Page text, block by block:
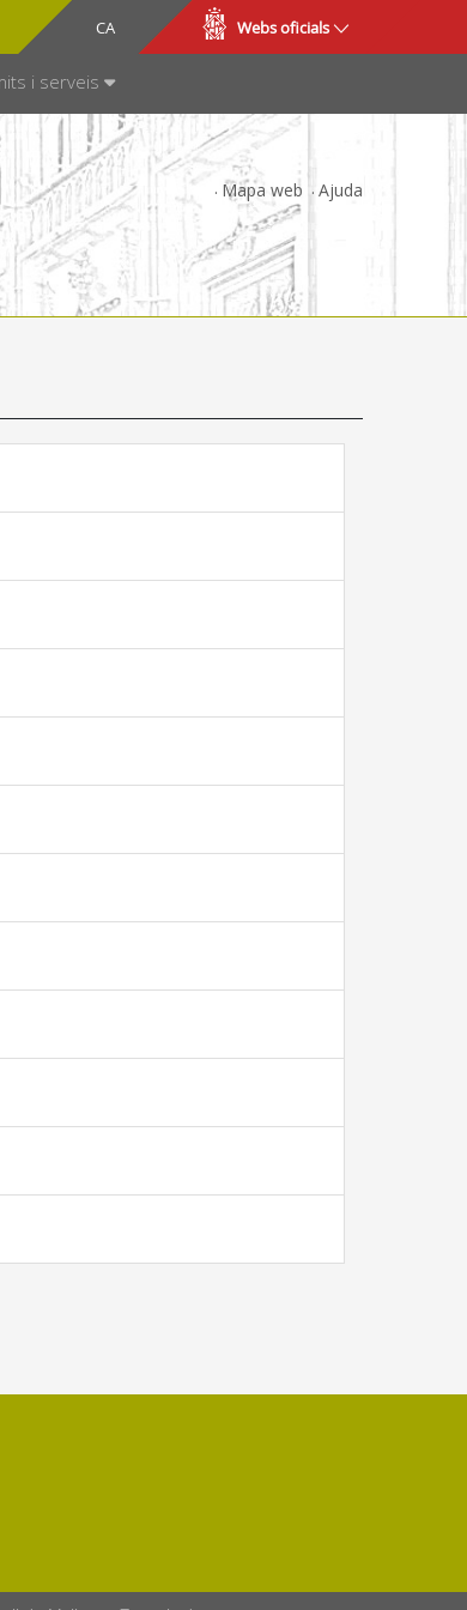
CA
ES Webs oficials
i serveis
Mapa web Ajuda